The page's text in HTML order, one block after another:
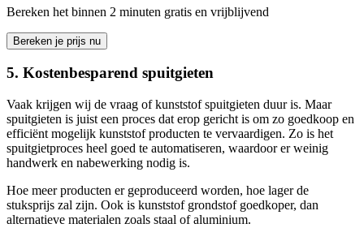
Bereken het binnen 2 minuten gratis en vrijblijvend
Bereken je prijs nu
5. Kostenbesparend spuitgieten
Vaak krijgen wij de vraag of kunststof spuitgieten duur is. Maar
spuitgieten is juist een proces dat erop gericht is om zo goedkoop en
efficiënt mogelijk kunststof producten te vervaardigen. Zo is het
spuitgietproces heel goed te automatiseren, waardoor er weinig
handwerk en nabewerking nodig is.
Hoe meer producten er geproduceerd worden, hoe lager de
stuksprijs zal zijn. Ook is kunststof grondstof goedkoper, dan
alternatieve materialen zoals staal of aluminium.